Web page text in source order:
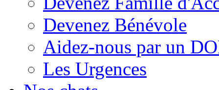
Devenez Bénévole
Aidez-nous par un
Les Urgences